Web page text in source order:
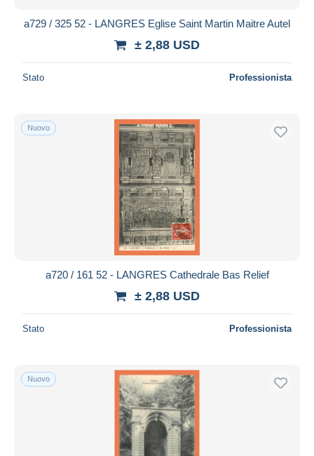
a729 / 325 52 - LANGRES Eglise Saint Martin Maitre Autel
± 2,88 USD
Stato Professionista
Nuovo
a720 / 161 52 - LANGRES Cathedrale Bas Relief
± 2,88 USD
Stato Professionista
Nuovo